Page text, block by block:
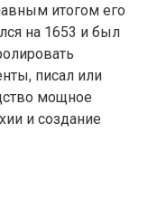
итогом его
на 1653 и был
писал или
мощное
и создание